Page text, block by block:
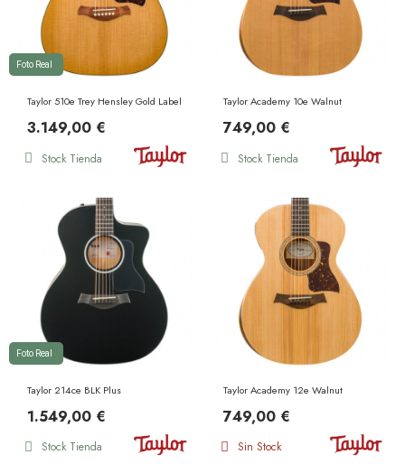
Taylor 510e Trey Hensley Gold Label Antique Blond
3.149,00 €
Foto Real
Stock Tienda
Taylor Academy 10e Walnut
749,00 €
Stock Tienda
Taylor 214ce BLK Plus
1.549,00 €
Foto Real
Stock Tienda
Taylor Academy 12e Walnut
749,00 €
Sin Stock